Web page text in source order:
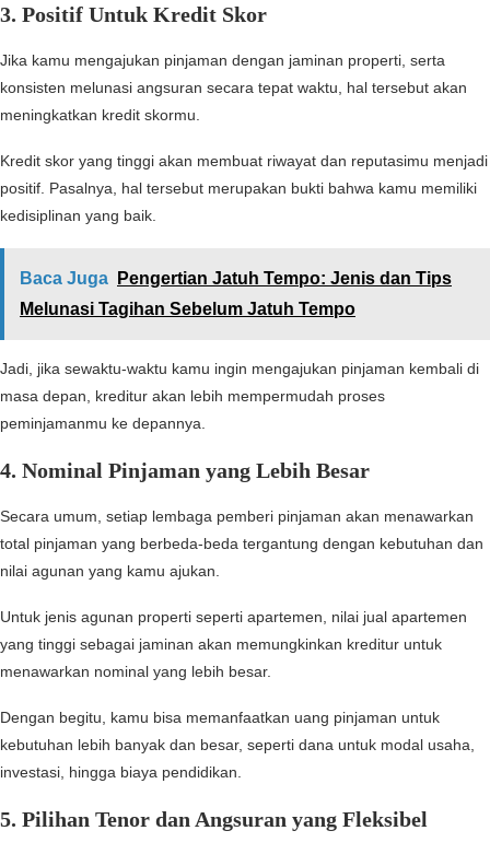
3. Positif Untuk Kredit Skor
Jika kamu mengajukan pinjaman dengan jaminan properti, serta
konsisten melunasi angsuran secara tepat waktu, hal tersebut akan
meningkatkan kredit skormu.
Kredit skor yang tinggi akan membuat riwayat dan reputasimu menjadi
positif. Pasalnya, hal tersebut merupakan bukti bahwa kamu memiliki
kedisiplinan yang baik.
Baca Juga
Pengertian Jatuh Tempo: Jenis dan Tips
Melunasi Tagihan Sebelum Jatuh Tempo
Jadi, jika sewaktu-waktu kamu ingin mengajukan pinjaman kembali di
masa depan, kreditur akan lebih mempermudah proses
peminjamanmu ke depannya.
4. Nominal Pinjaman yang Lebih Besar
Secara umum, setiap lembaga pemberi pinjaman akan menawarkan
total pinjaman yang berbeda-beda tergantung dengan kebutuhan dan
nilai agunan yang kamu ajukan.
Untuk jenis agunan properti seperti apartemen, nilai jual apartemen
yang tinggi sebagai jaminan akan memungkinkan kreditur untuk
menawarkan nominal yang lebih besar.
Dengan begitu, kamu bisa memanfaatkan uang pinjaman untuk
kebutuhan lebih banyak dan besar, seperti dana untuk modal usaha,
investasi, hingga biaya pendidikan.
5. Pilihan Tenor dan Angsuran yang Fleksibel